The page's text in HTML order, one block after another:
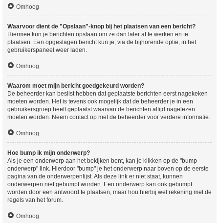
Omhoog
Waarvoor dient de "Opslaan"-knop bij het plaatsen van een bericht?
Hiermee kun je berichten opslaan om ze dan later af te werken en te
plaatsen. Een opgeslagen bericht kun je, via de bijhorende optie, in het
gebruikerspaneel weer laden.
Omhoog
Waarom moet mijn bericht goedgekeurd worden?
De beheerder kan beslist hebben dat geplaatste berichten eerst nagekeken
moeten worden. Het is tevens ook mogelijk dat de beheerder je in een
gebruikersgroep heeft geplaatst waarvan de berichten altijd nagelezen
moeten worden. Neem contact op met de beheerder voor verdere informatie.
Omhoog
Hoe bump ik mijn onderwerp?
Als je een onderwerp aan het bekijken bent, kan je klikken op de "bump
onderwerp" link. Hierdoor "bump" je het onderwerp naar boven op de eerste
pagina van de onderwerpenlijst. Als deze link er niet staat, kunnen
onderwerpen niet gebumpt worden. Een onderwerp kan ook gebumpt
worden door een antwoord te plaatsen, maar hou hierbij wel rekening met de
regels van het forum.
Omhoog